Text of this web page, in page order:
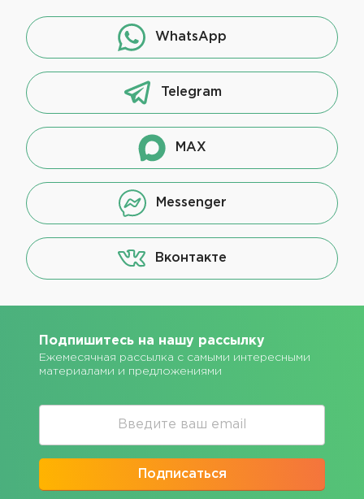
WhatsApp
Telegram
MAX
Messenger
Вконтакте
Подпишитесь на нашу рассылку
Ежемесячная рассылка с самыми интересными
материалами и предложениями
Подписаться